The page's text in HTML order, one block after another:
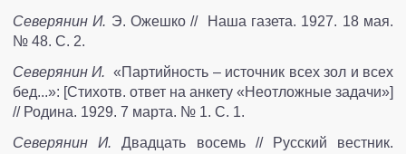
Северянин И. Э. Ожешко // Наша газета. 1927. 18 мая.
№ 48. С. 2.
Северянин И. «Партийность – источник всех зол и всех
бед...»: [Стихотв. ответ на анкету «Неотложные задачи»]
// Родина. 1929. 7 марта. № 1. С. 1.
Северянин И. Двадцать восемь // Русский вестник.